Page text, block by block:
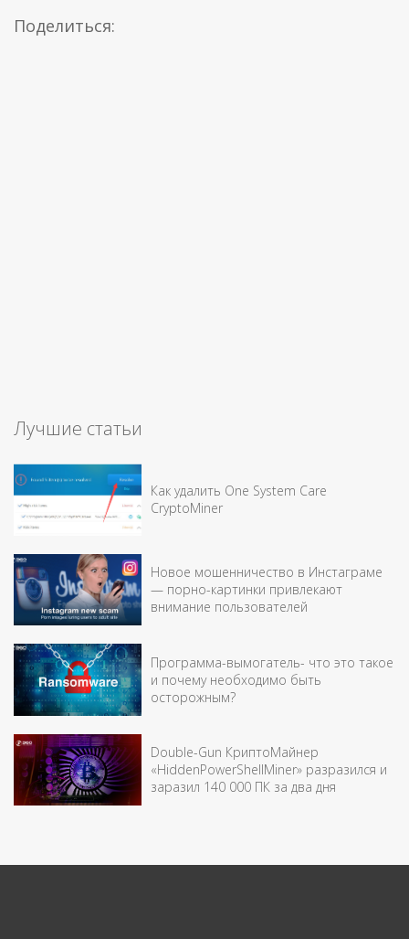
Поделиться:
Лучшие статьи
Как удалить One System Care
CryptoMiner
Новое мошенничество в Инстаграме
— порно-картинки привлекают
внимание пользователей
Программа-вымогатель- что это такое
и почему необходимо быть
осторожным?
Double-Gun КриптоМайнер
«HiddenPowerShellMiner» разразился и
заразил 140 000 ПК за два дня